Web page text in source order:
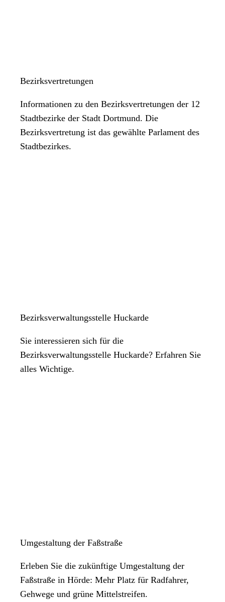
Bezirksvertretungen
Informationen zu den Bezirksvertretungen der 12
Stadtbezirke der Stadt Dortmund. Die
Bezirksvertretung ist das gewählte Parlament des
Stadtbezirkes.
Bezirksverwaltungsstelle Huckarde
Sie interessieren sich für die
Bezirksverwaltungsstelle Huckarde? Erfahren Sie
alles Wichtige.
Umgestaltung der Faßstraße
Erleben Sie die zukünftige Umgestaltung der
Faßstraße in Hörde: Mehr Platz für Radfahrer,
Gehwege und grüne Mittelstreifen.